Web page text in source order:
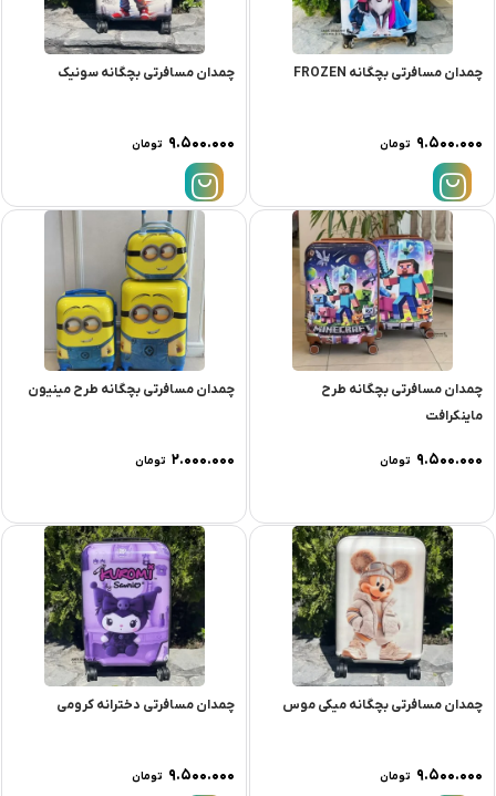
چمدان مسافرتی بچگانه FROZEN
۹.۵۰۰.۰۰۰ تومان
چمدان مسافرتی بچگانه سونیک
۹.۵۰۰.۰۰۰ تومان
چمدان مسافرتی بچگانه طرح
ماینکرافت
۹.۵۰۰.۰۰۰ تومان
چمدان مسافرتی بچگانه طرح مینیون
۲.۰۰۰.۰۰۰ تومان
چمدان مسافرتی بچگانه میکی موس
۹.۵۰۰.۰۰۰ تومان
چمدان مسافرتی دخترانه کرومی
۹.۵۰۰.۰۰۰ تومان